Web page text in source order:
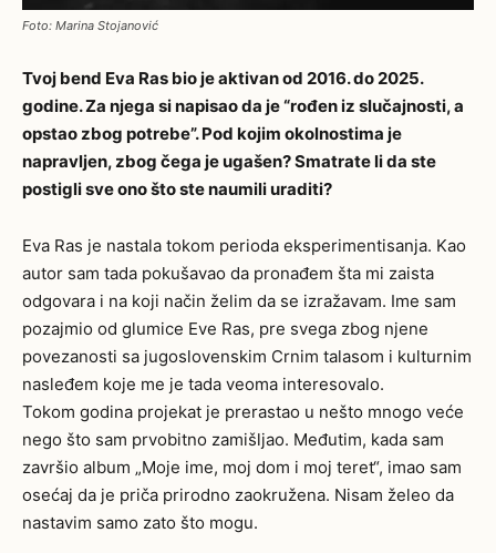
Foto: Marina Stojanović
Tvoj bend Eva Ras bio je aktivan od 2016. do 2025.
godine. Za njega si napisao da je “rođen iz slučajnosti, a
opstao zbog potrebe”. Pod kojim okolnostima je
napravljen, zbog čega je ugašen? Smatrate li da ste
postigli sve ono što ste naumili uraditi?
Eva Ras je nastala tokom perioda eksperimentisanja. Kao
autor sam tada pokušavao da pronađem šta mi zaista
odgovara i na koji način želim da se izražavam. Ime sam
pozajmio od glumice Eve Ras, pre svega zbog njene
povezanosti sa jugoslovenskim Crnim talasom i kulturnim
nasleđem koje me je tada veoma interesovalo.
Tokom godina projekat je prerastao u nešto mnogo veće
nego što sam prvobitno zamišljao. Međutim, kada sam
završio album „Moje ime, moj dom i moj teret“, imao sam
osećaj da je priča prirodno zaokružena. Nisam želeo da
nastavim samo zato što mogu.